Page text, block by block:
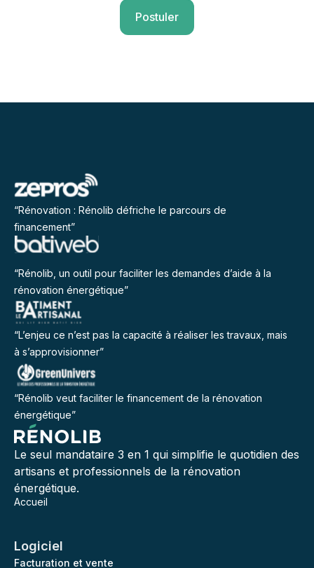
Postuler
“Rénovation : Rénolib défriche le parcours de
financement”
“Rénolib, un outil pour faciliter les demandes d’aide à la
rénovation énergétique”
“L’enjeu ce n’est pas la capacité à réaliser les travaux, mais
à s’approvisionner”
“Rénolib veut faciliter le financement de la rénovation
énergétique”
Le seul mandataire 3 en 1 qui simplifie le quotidien des
artisans et professionnels de la rénovation
énergétique.
Accueil
Logiciel
Facturation et vente